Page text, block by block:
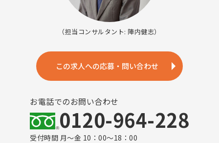
（担当コンサルタント: 陣内健志）
この求人への応募・問い合わせ
お電話でのお問い合わせ
0120-964-228
受付時間 月～金 10：00～18：00